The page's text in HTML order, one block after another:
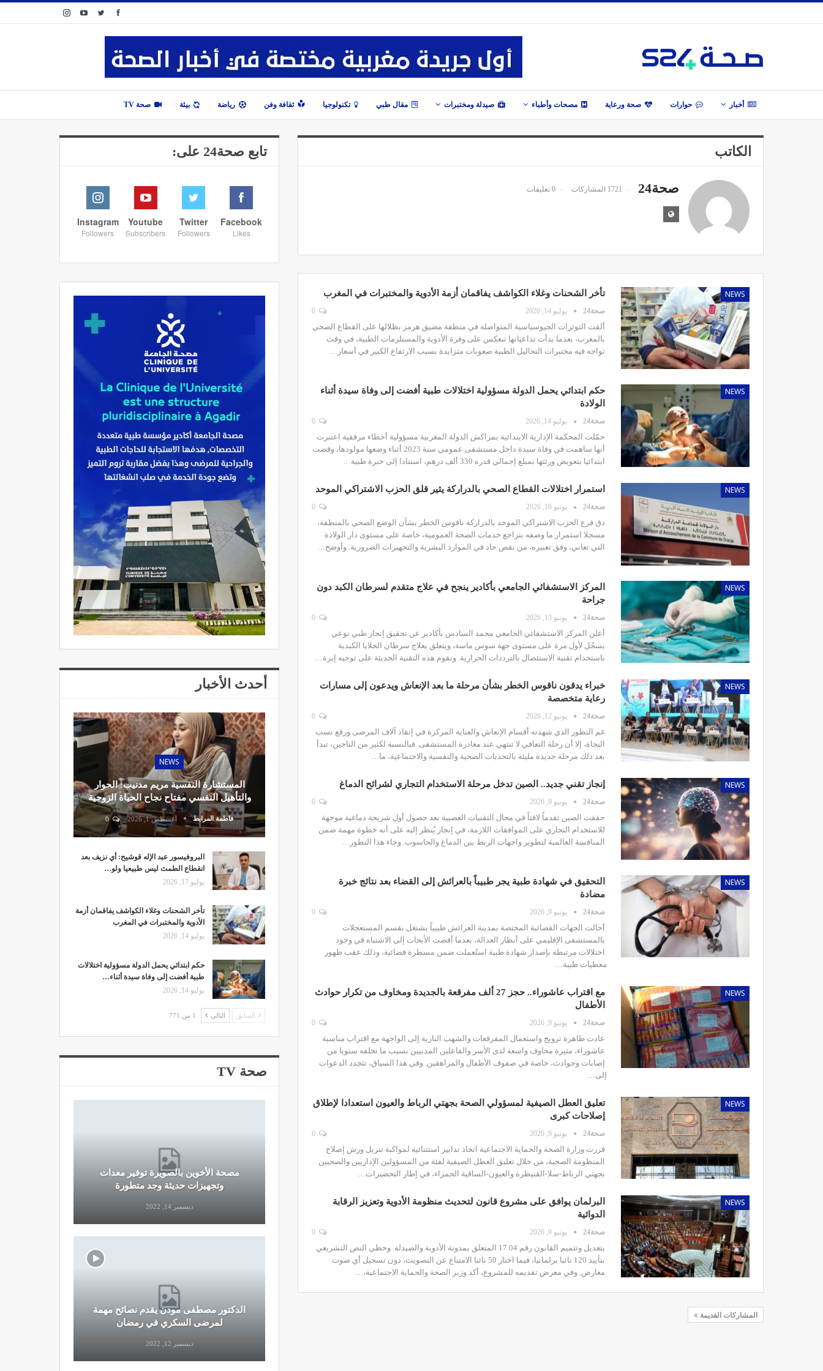
أخبار حوارات صحة ورعاية مصحات وأطباء صيدلة ومختبرات مقال طبي تكنولوجيا ثقافة وفن رياضة بيئة صحة TV
الكاتب
صحة24 1721 المشاركات 0 تعليقات
NEWS تأخر الشحنات وغلاء الكواشف يفاقمان أزمة الأدوية والمختبرات في المغرب
صحة24 يوليو 14, 2026
ألقت التوترات الجيوسياسية المتواصلة في منطقة مضيق هرمز بظلالها على القطاع الصحي
بالمغرب، بعدما بدأت تداعياتها تنعكس على وفرة الأدوية والمستلزمات الطبية، في وقت
تواجه فيه مختبرات التحاليل الطبية صعوبات متزايدة بسبب الارتفاع الكبير في أسعار…
NEWS
حكم ابتدائي يحمل الدولة مسؤولية اختلالات طبية أفضت إلى وفاة سيدة أثناء
الولادة
صحة24 يوليو 14, 2026
حمّلت المحكمة الإدارية الابتدائية بمراكش الدولة المغربية مسؤولية أخطاء مرفقية اعتبرت
أنها ساهمت في وفاة سيدة داخل مستشفى عمومي سنة 2023 أثناء وضعها مولودها، وقضت
ابتدائيا بتعويض ورثتها بمبلغ إجمالي قدره 330 ألف درهم، استنادا إلى خبرة طبية…
NEWS استمرار اختلالات القطاع الصحي بالدراركة يثير قلق الحزب الاشتراكي الموحد
صحة24 يونيو 16, 2026
دق فرع الحزب الاشتراكي الموحد بالدراركة ناقوس الخطر بشأن الوضع الصحي بالمنطقة،
مسجلا استمرار ما وصفه بتراجع خدمات الصحة العمومية، خاصة على مستوى دار الولادة
التي تعاني، وفق تعبيره، من نقص حاد في الموارد البشرية والتجهيزات الضرورية. وأوضح…
NEWS
المركز الاستشفائي الجامعي بأكادير ينجح في علاج متقدم لسرطان الكبد دون
جراحة
صحة24 يونيو 13, 2026
أعلن المركز الاستشفائي الجامعي محمد السادس بأكادير عن تحقيق إنجاز طبي نوعي
يسجّل لأول مرة على مستوى جهة سوس ماسة، ويتعلق بعلاج سرطان الخلايا الكبدية
باستخدام تقنية الاستئصال بالترددات الحرارية. وتقوم هذه التقنية الحديثة على توجيه إبرة…
NEWS
خبراء يدقون ناقوس الخطر بشأن مرحلة ما بعد الإنعاش ويدعون إلى مسارات
رعاية متخصصة
صحة24 يونيو 12, 2026
غم التطور الذي شهدته أقسام الإنعاش والعناية المركزة في إنقاذ آلاف المرضى ورفع نسب
النجاة، إلا أن رحلة التعافي لا تنتهي عند مغادرة المستشفى. فبالنسبة لكثير من الناجين، تبدأ
بعد ذلك مرحلة جديدة مليئة بالتحديات الصحية والنفسية والاجتماعية، ما…
NEWS إنجاز تقني جديد.. الصين تدخل مرحلة الاستخدام التجاري لشرائح الدماغ
صحة24 يونيو 9, 2026
حققت الصين تقدماً لافتاً في مجال التقنيات العصبية بعد حصول أول شريحة دماغية موجهة
للاستخدام التجاري على الموافقات اللازمة، في إنجاز يُنظر إليه على أنه خطوة مهمة ضمن
المنافسة العالمية لتطوير واجهات الربط بين الدماغ والحاسوب. وجاء هذا التطور…
NEWS
التحقيق في شهادة طبية يجر طبيباً بالعرائش إلى القضاء بعد نتائج خبرة
مضادة
صحة24 يونيو 9, 2026
أحالت الجهات القضائية المختصة بمدينة العرائش طبيباً يشتغل بقسم المستعجلات
بالمستشفى الإقليمي على أنظار العدالة، بعدما أفضت الأبحاث إلى الاشتباه في وجود
اختلالات مرتبطة بإصدار شهادة طبية استُعملت ضمن مسطرة قضائية، وذلك عقب ظهور
معطيات طبية…
NEWS
مع اقتراب عاشوراء.. حجز 27 ألف مفرقعة بالجديدة ومخاوف من تكرار حوادث
الأطفال
صحة24 يونيو 9, 2026
عادت ظاهرة ترويج واستعمال المفرقعات والشهب النارية إلى الواجهة مع اقتراب مناسبة
عاشوراء، مثيرة مخاوف واسعة لدى الأسر والفاعلين المدنيين بسبب ما تخلفه سنويا من
إصابات وحوادث، خاصة في صفوف الأطفال والمراهقين. وفي هذا السياق، تتجدد الدعوات
إلى…
NEWS
تعليق العطل الصيفية لمسؤولي الصحة بجهتي الرباط والعيون استعدادا لإطلاق
إصلاحات كبرى
صحة24 يونيو 9, 2026
قررت وزارة الصحة والحماية الاجتماعية اتخاذ تدابير استثنائية لمواكبة تنزيل ورش إصلاح
المنظومة الصحية، من خلال تعليق العطل الصيفية لفئة من المسؤولين الإداريين والصحيين
بجهتي الرباط-سلا-القنيطرة والعيون-الساقية الحمراء، في إطار التحضيرات…
NEWS
البرلمان يوافق على مشروع قانون لتحديث منظومة الأدوية وتعزيز الرقابة
الدوائية
صحة24 يونيو 9, 2026
بتعديل وتتميم القانون رقم 17.04 المتعلق بمدونة الأدوية والصيدلة. وحظي النص التشريعي
بتأييد 120 نائبا برلمانيا، فيما اختار 50 نائبا الامتناع عن التصويت، دون تسجيل أي صوت
معارض. وفي معرض تقديمه للمشروع، أكد وزير الصحة والحماية الاجتماعية،…
المشاركات القديمة
تابع صحة24 على:
Facebook
Likes
Twitter
Followers
Youtube
Subscribers
Instagram
Followers
أحدث الأخبار
NEWS
المستشارة النفسية مريم مدنيب: الحوار
والتأهيل النفسي مفتاح نجاح الحياة الزوجية
فاطمة المرابط أغسطس 1, 2026 0
البروفيسور عبد الإله قوشيح: أي نزيف بعد
انقطاع الطمث ليس طبيعيا ولو…
يوليو 17, 2026
تأخر الشحنات وغلاء الكواشف يفاقمان أزمة
الأدوية والمختبرات في المغرب
يوليو 14, 2026
حكم ابتدائي يحمل الدولة مسؤولية اختلالات
طبية أفضت إلى وفاة سيدة أثناء…
يوليو 14, 2026
السابق التالي 1 من 771
صحة TV
مصحة الأخوين بالصويرة توفير معدات
ديسمبر 14, 2022
قرار جديد يعيد تنظيم تعويضات الحراسة
أبريل 16, 2026
مصحة الأخوين بالصويرة توفير معدات
وتجهيزات حديثة وجد متطورة
ديسمبر 14, 2022
الدكتور مصطفى مودن يقدم نصائح مهمة
لمرضى السكري في رمضان
ديسمبر 12, 2022